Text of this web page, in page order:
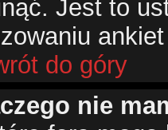
Jest to
do góry
nie